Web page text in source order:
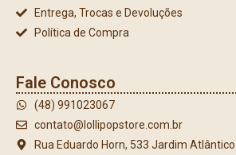
Entrega, Trocas e Devoluções
Política de Compra
Fale Conosco
(48) 991023067
contato@lollipopstore.com.br
Rua Eduardo Horn, 533 Jardim Atlântico